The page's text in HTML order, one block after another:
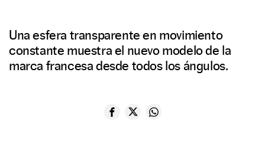
Una esfera transparente en movimiento
constante muestra el nuevo modelo de la
marca francesa desde todos los ángulos.